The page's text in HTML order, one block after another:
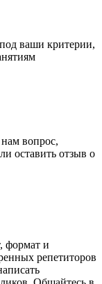
ваши критерии,
нам вопрос,
оставить отзыв о
формат и
репетиторов